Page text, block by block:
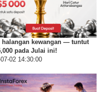
halangan kewangan — tuntut
pada Julai ini!
02 14:30:00